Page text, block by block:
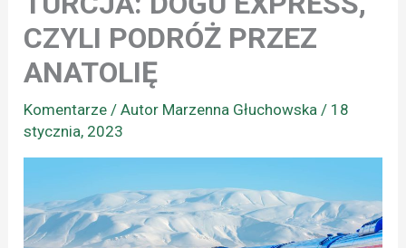
CZYLI PODRÓŻ PRZEZ
ANATOLIĘ
Komentarze / Autor Marzenna Głuchowska/ 18
stycznia, 2023